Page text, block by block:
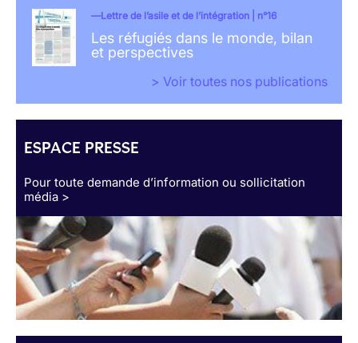
Lettre de l’asile et de l’intégration | n°16
Les réfugiés dans le monde, bilan
et perspectives
> Voir toutes nos publications
ESPACE PRESSE
Pour toute demande d’information ou sollicitation
média >